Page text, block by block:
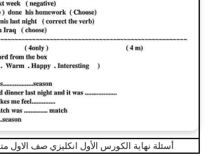
أسئلة نهاية الكورس الأول انكليزي صف الاول